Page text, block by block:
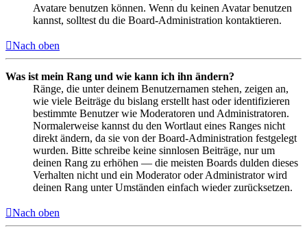
Avatare benutzen können. Wenn du keinen Avatar benutzen
kannst, solltest du die Board-Administration kontaktieren.
Nach oben
Was ist mein Rang und wie kann ich ihn ändern?
Ränge, die unter deinem Benutzernamen stehen, zeigen an,
wie viele Beiträge du bislang erstellt hast oder identifizieren
bestimmte Benutzer wie Moderatoren und Administratoren.
Normalerweise kannst du den Wortlaut eines Ranges nicht
direkt ändern, da sie von der Board-Administration festgelegt
wurden. Bitte schreibe keine sinnlosen Beiträge, nur um
deinen Rang zu erhöhen — die meisten Boards dulden dieses
Verhalten nicht und ein Moderator oder Administrator wird
deinen Rang unter Umständen einfach wieder zurücksetzen.
Nach oben